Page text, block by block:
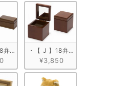
弁 塗装箱角形（小）
・【 J 】18弁 キューブボックス
¥3,850